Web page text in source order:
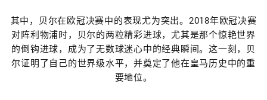
其中，贝尔在欧冠决赛中的表现尤为突出。2018年欧冠决赛
对阵利物浦时，贝尔的两粒精彩进球，尤其是那个惊艳世界
的倒钩进球，成为了无数球迷心中的经典瞬间。这一刻，贝
尔证明了自己的世界级水平，并奠定了他在皇马历史中的重
要地位。